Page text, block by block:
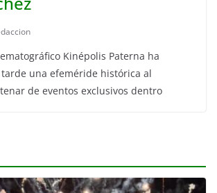
Kinépolis Paterna ha
una efeméride histórica al
de eventos exclusivos dentro